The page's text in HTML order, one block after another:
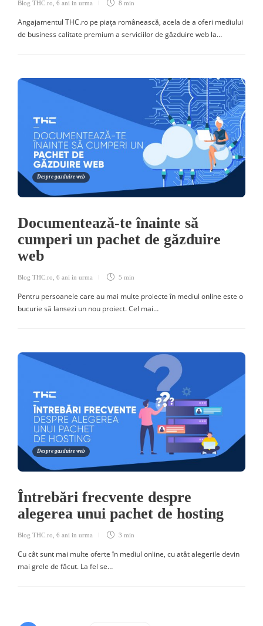
Blog THC.ro 6 ani in urma 8 min
Angajamentul THC.ro pe piața românească, acela de a oferi mediului
de business calitate premium a serviciilor de găzduire web la…
Despre gazduire web
Documentează-te înainte să
cumperi un pachet de găzduire
web
Blog THC.ro 6 ani in urma 5 min
Pentru persoanele care au mai multe proiecte în mediul online este o
bucurie să lansezi un nou proiect. Cel mai…
Despre gazduire web
Întrebări frecvente despre
alegerea unui pachet de hosting
Blog THC.ro 6 ani in urma 3 min
Cu cât sunt mai multe oferte în mediul online, cu atât alegerile devin
mai grele de făcut. La fel se…